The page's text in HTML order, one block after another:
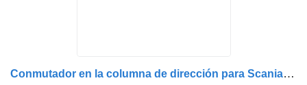
Conmutador en la columna de dirección para Scania R-480 camión